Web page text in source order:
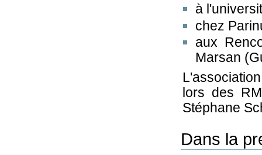
à
chez
aux
Marsan
lors des
Stéphane
Dans la